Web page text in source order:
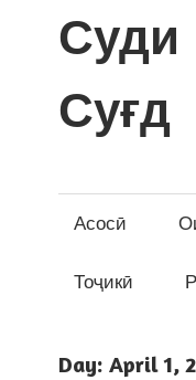
to
content
Суғд
Асосӣ
Тоҷикӣ
Day: April 1,